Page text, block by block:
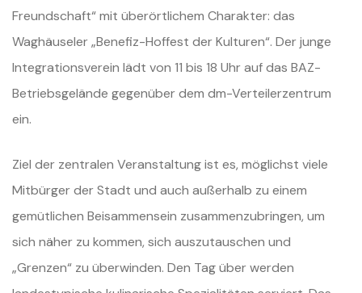
Freundschaft“ mit überörtlichem Charakter: das
Waghäuseler „Benefiz-Hoffest der Kulturen“. Der junge
Integrationsverein lädt von 11 bis 18 Uhr auf das BAZ-
Betriebsgelände gegenüber dem dm-Verteilerzentrum
ein.
Ziel der zentralen Veranstaltung ist es, möglichst viele
Mitbürger der Stadt und auch außerhalb zu einem
gemütlichen Beisammensein zusammenzubringen, um
sich näher zu kommen, sich auszutauschen und
„Grenzen“ zu überwinden. Den Tag über werden